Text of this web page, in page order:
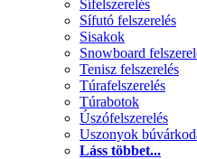
Sífelszerelés
Sífutó felszerelés
Sisakok
Snowboard
Tenisz felszerelés
Túrafelszerelés
Túrabotok
Úszófelszerelés
Uszonyok
Láss többet...